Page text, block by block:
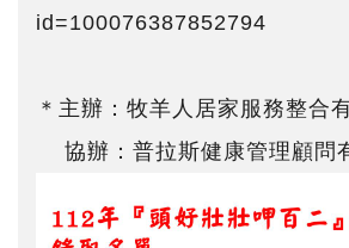
id=100076387852794
＊主辦：牧羊人居家服務整合
協辦：普拉斯健康管理顧問